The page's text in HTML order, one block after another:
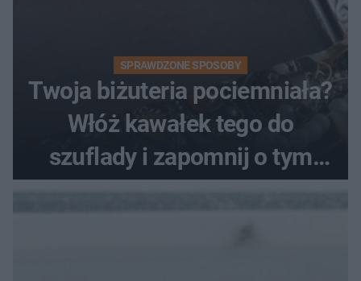
SPRAWDZONE SPOSOBY
Twoja biżuteria pociemniała?
Włóż kawałek tego do
szuflady i zapomnij o tym